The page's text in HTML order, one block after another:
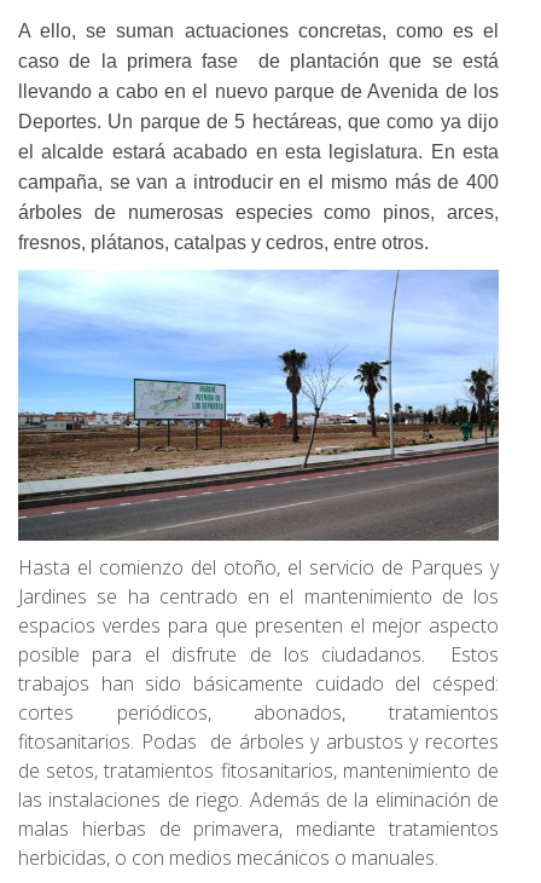
A ello, se suman actuaciones concretas, como es el
caso de la primera fase de plantación que se está
llevando a cabo en el nuevo parque de Avenida de los
Deportes. Un parque de 5 hectáreas, que como ya dijo
el alcalde estará acabado en esta legislatura. En esta
campaña, se van a introducir en el mismo más de 400
árboles de numerosas especies como pinos, arces,
fresnos, plátanos, catalpas y cedros, entre otros.
Hasta el comienzo del otoño, el servicio de Parques y
Jardines se ha centrado en el mantenimiento de los
espacios verdes para que presenten el mejor aspecto
posible para el disfrute de los ciudadanos. Estos
trabajos han sido básicamente cuidado del césped:
cortes periódicos, abonados, tratamientos
fitosanitarios. Podas de árboles y arbustos y recortes
de setos, tratamientos fitosanitarios, mantenimiento de
las instalaciones de riego. Además de la eliminación de
malas hierbas de primavera, mediante tratamientos
herbicidas, o con medios mecánicos o manuales.